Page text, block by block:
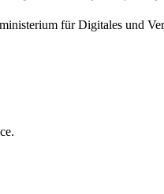
für Digitales und